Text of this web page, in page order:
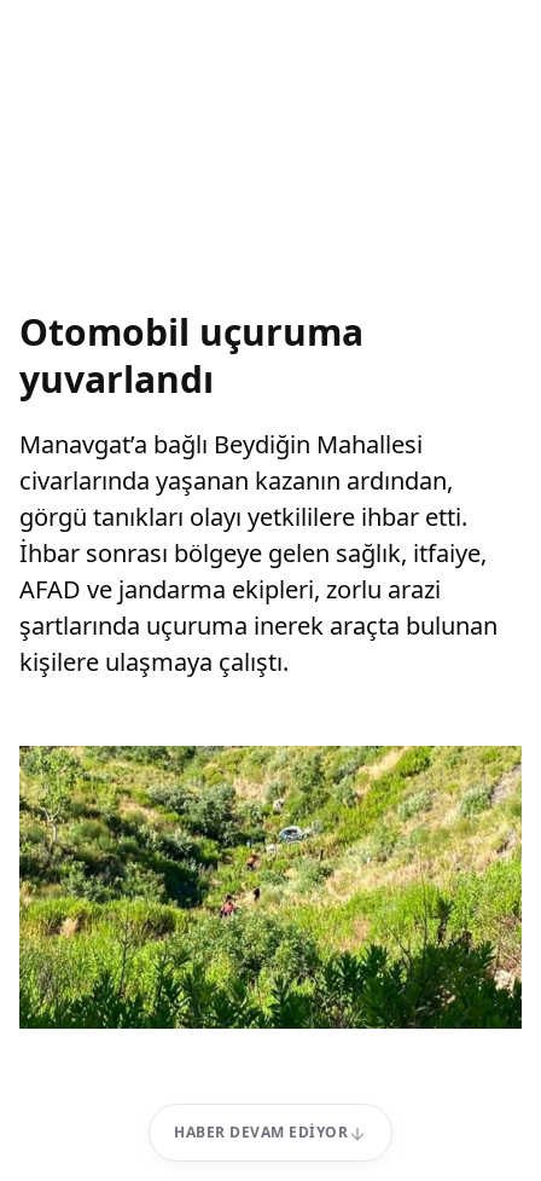
Otomobil uçuruma
yuvarlandı
Manavgat’a bağlı Beydiğin Mahallesi
civarlarında yaşanan kazanın ardından,
görgü tanıkları olayı yetkililere ihbar etti.
İhbar sonrası bölgeye gelen sağlık, itfaiye,
AFAD ve jandarma ekipleri, zorlu arazi
şartlarında uçuruma inerek araçta bulunan
kişilere ulaşmaya çalıştı.
HABER DEVAM EDIYOR